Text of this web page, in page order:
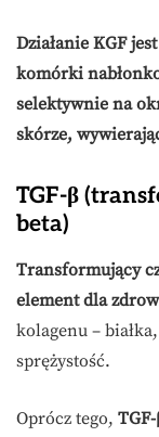
Działanie KGF
komórki
selektywnie na
skórze,
TGF-β
beta)
Transformujący
element dla
kolagenu –
sprężystość.
Oprócz tego,